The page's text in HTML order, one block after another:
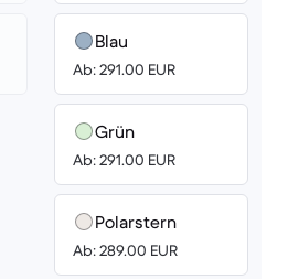
Blau
Ab: 291.00 EUR
Grün
Ab: 291.00 EUR
Polarstern
Ab: 289.00 EUR